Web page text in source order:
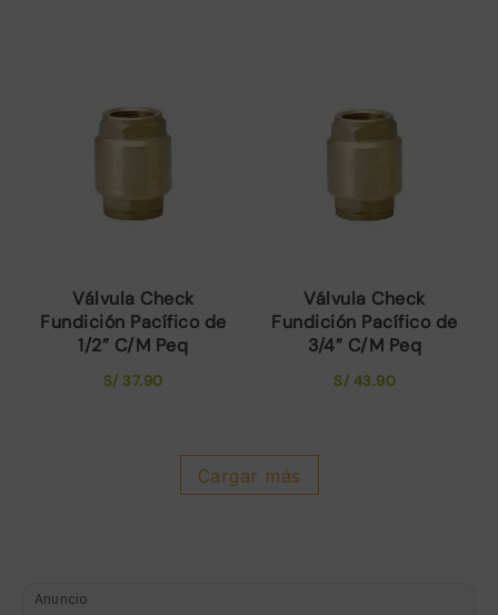
Anuncio
Válvula Check
Fundición Pacífico de
1/2” C/M Peq
S/ 37.90
Válvula Check
Fundición Pacífico de
3/4” C/M Peq
S/ 43.90
Cargar más